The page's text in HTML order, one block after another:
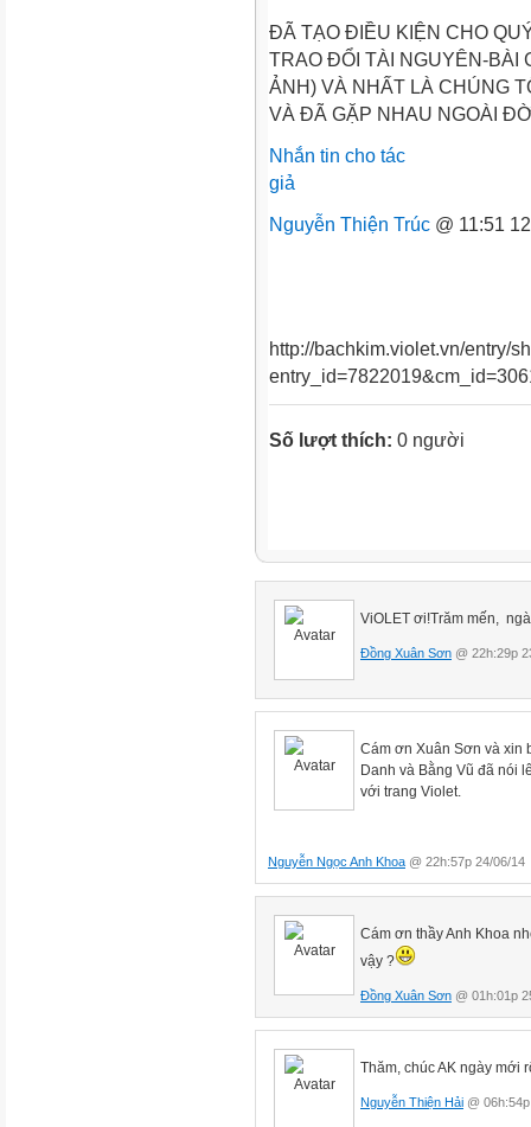
ĐÃ TẠO ĐIỀU KIỆN CHO
TRAO ĐỔI TÀI NGUYÊN-BÀI
ẢNH) VÀ NHẤT LÀ CHÚNG
VÀ ĐÃ GẶP NHAU NGOÀI
Nhắn tin cho tác
giả
Nguyễn Thiện Trúc @
http://bachkim.violet.vn/entry/
Số lượt thích: 0 người
ViOLET ơi!Trăm mến,
Đồng Xuân Sơn @ 22h:29p
Cám ơn Xuân Sơn và xin
Danh và Bằng Vũ đã nói
với trang Violet.
Nguyễn Ngọc Anh Khoa @ 22h:57p 24/06/14
Cám ơn thầy Anh Khoa
vậy ?
Đồng Xuân Sơn @ 01h:01p
Thăm, chúc AK ngày mới
Nguyễn Thiện Hải @